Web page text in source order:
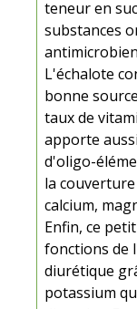
teneur en
substances
L'échalote
bonne
taux de
apporte
d'oligo-
la
calcium,
Enfin, ce
fonctions de
diurétique
potassium